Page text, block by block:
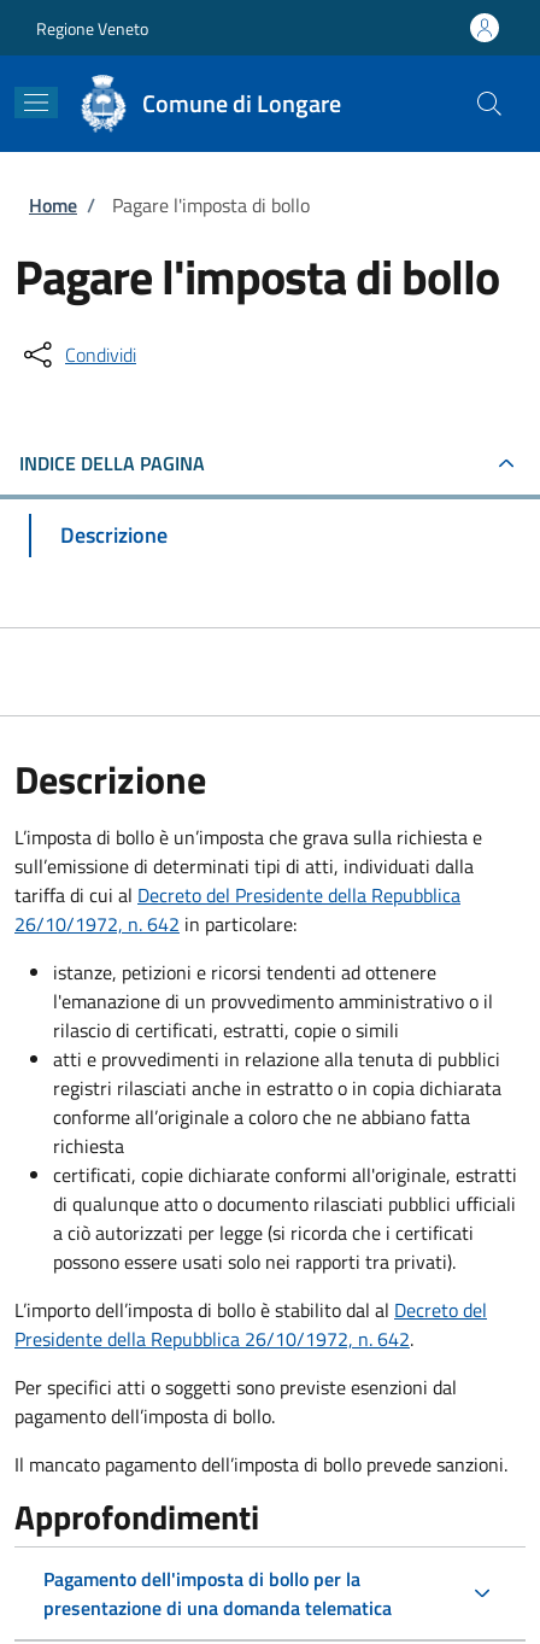
Regione Veneto
Comune di Longare
Briciole di pane
Home / Pagare l'imposta di bollo
Pagare l'imposta di bollo
Condividi
INDICE DELLA PAGINA
Descrizione
Descrizione
L’imposta di bollo è un’imposta che grava sulla richiesta e
sull’emissione di determinati tipi di atti, individuati dalla
tariffa di cui al Decreto del Presidente della Repubblica
26/10/1972, n. 642 in particolare:
istanze, petizioni e ricorsi tendenti ad ottenere
l'emanazione di un provvedimento amministrativo o il
rilascio di certificati, estratti, copie o simili
atti e provvedimenti in relazione alla tenuta di pubblici
registri rilasciati anche in estratto o in copia dichiarata
conforme all’originale a coloro che ne abbiano fatta
richiesta
certificati, copie dichiarate conformi all'originale, estratti
di qualunque atto o documento rilasciati pubblici ufficiali
a ciò autorizzati per legge (si ricorda che i certificati
possono essere usati solo nei rapporti tra privati).
L’importo dell’imposta di bollo è stabilito dal al Decreto del
Presidente della Repubblica 26/10/1972, n. 642.
Per specifici atti o soggetti sono previste esenzioni dal
pagamento dell’imposta di bollo.
Il mancato pagamento dell’imposta di bollo prevede sanzioni.
Approfondimenti
Pagamento dell'imposta di bollo per la
presentazione di una domanda telematica